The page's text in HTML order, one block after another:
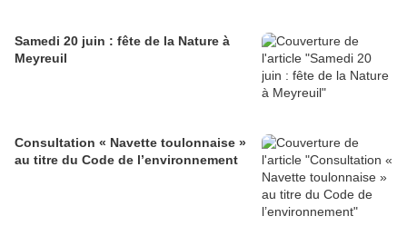
Samedi 20 juin : fête de la Nature à
Meyreuil
Consultation « Navette toulonnaise »
au titre du Code de l’environnement